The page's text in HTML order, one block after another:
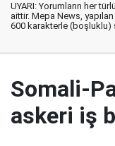
UYARI: Yorumların her
aittir. Mepa News,
600 karakterle (boşluklu)
Somali-
askeri iş